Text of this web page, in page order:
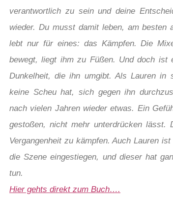
verantwortlich zu sein und deine
wieder. Du musst damit leben, am besten
lebt nur für eines: das Kämpfen. Die
bewegt, liegt ihm zu Füßen. Und doch ist
Dunkelheit, die ihn umgibt. Als Lauren in
keine Scheu hat, sich gegen ihn
nach vielen Jahren wieder etwas. Ein
gestoßen, nicht mehr unterdrücken
Vergangenheit zu kämpfen. Auch Lauren
die Szene eingestiegen, und dieser hat
tun.
Hier gehts direkt zum Buch….